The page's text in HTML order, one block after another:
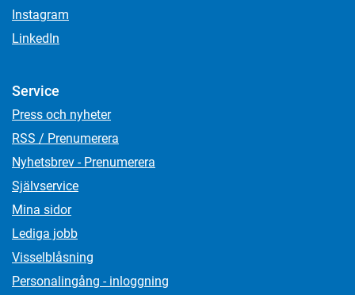
Instagram
LinkedIn
Service
Press och nyheter
RSS / Prenumerera
Nyhetsbrev - Prenumerera
Självservice
Mina sidor
Lediga jobb
Visselblåsning
Personalingång - inloggning